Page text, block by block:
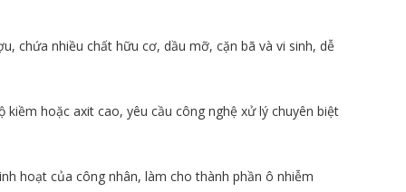
chứa nhiều chất hữu cơ, dầu mỡ, cặn bã và vi sinh, dễ
hoặc axit cao, yêu cầu công nghệ xử lý chuyên biệt
hoạt của công nhân, làm cho thành phần ô nhiễm